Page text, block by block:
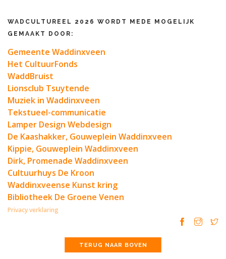
WADCULTUREEL 2026 WORDT MEDE MOGELIJK
GEMAAKT DOOR:
Gemeente Waddinxveen
Het CultuurFonds
WaddBruist
Lionsclub Tsuytende
Muziek in Waddinxveen
Tekstueel-communicatie
Lamper Design Webdesign
De Kaashakker, Gouweplein Waddinxveen
Kippie, Gouweplein Waddinxveen
Dirk, Promenade Waddinxveen
Cultuurhuys De Kroon
Waddinxveense Kunst kring
Bibliotheek De Groene Venen
Privacy verklaring
TERUG NAAR BOVEN